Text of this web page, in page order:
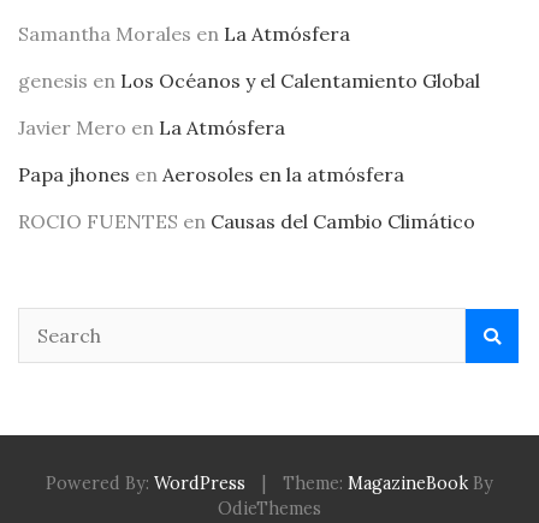
Samantha Morales en La Atmósfera
genesis en Los Océanos y el Calentamiento Global
Javier Mero en La Atmósfera
Papa jhones en Aerosoles en la atmósfera
ROCIO FUENTES en Causas del Cambio Climático
Powered By: WordPress Theme: MagazineBook By
OdieThemes